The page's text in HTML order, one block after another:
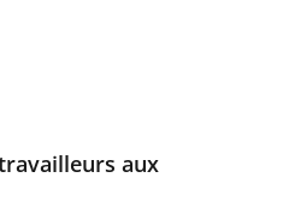
aux